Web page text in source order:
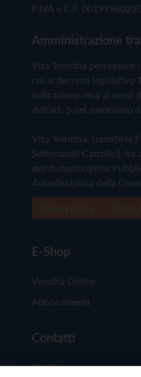
P.IVA e C.F.
Amministrazione
Vita Trentina
cui al decreto legislativo
Indicazione resa ai sensi
dell'art. 5 del medesimo
Vita Trentina, tramite la
Settimanali Cattolici), ha
dell'Autodisciplina
Autodisciplina della
E-Shop
Vendita Online
Abbonamenti
Contatti
Chi Siamo